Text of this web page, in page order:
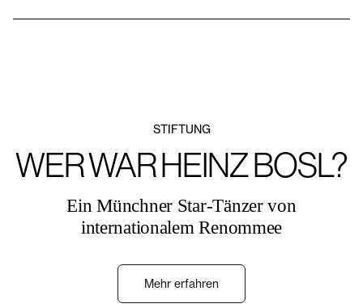
STIFTUNG
WER WAR HEINZ BOSL?
Ein Münchner Star-Tänzer von
internationalem Renommee
Mehr erfahren